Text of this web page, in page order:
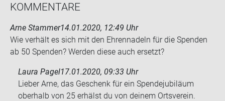
KOM­MEN­TA­RE
Arne Stammer14.01.2020, 12:49 Uhr
Wie ver­hält es sich mit den Eh­ren­na­deln für die Spen­den
ab 50 Spen­den? Wer­den diese auch er­setzt?
Laura Pagel17.01.2020, 09:33 Uhr
Lieber Arne, das Geschenk für ein Spendejubiläum
oberhalb von 25 erhälst du von deinem Ortsverein.